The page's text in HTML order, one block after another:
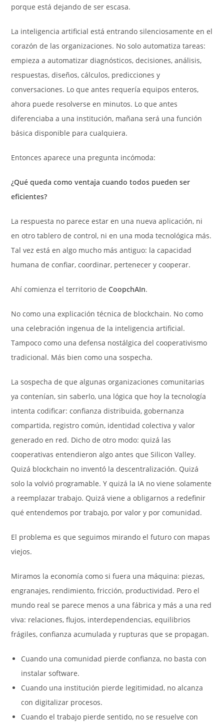
porque está dejando de ser escasa.
La inteligencia artificial está entrando silenciosamente en el
corazón de las organizaciones. No solo automatiza tareas:
empieza a automatizar diagnósticos, decisiones, análisis,
respuestas, diseños, cálculos, predicciones y
conversaciones. Lo que antes requería equipos enteros,
ahora puede resolverse en minutos. Lo que antes
diferenciaba a una institución, mañana será una función
básica disponible para cualquiera.
Entonces aparece una pregunta incómoda:
¿Qué queda como ventaja cuando todos pueden ser
eficientes?
La respuesta no parece estar en una nueva aplicación, ni
en otro tablero de control, ni en una moda tecnológica más.
Tal vez está en algo mucho más antiguo: la capacidad
humana de confiar, coordinar, pertenecer y cooperar.
Ahí comienza el territorio deCoopchAIn.
No como una explicación técnica de blockchain. No como
una celebración ingenua de la inteligencia artificial.
Tampoco como una defensa nostálgica del cooperativismo
tradicional. Más bien como una sospecha.
La sospecha de que algunas organizaciones comunitarias
ya contenían, sin saberlo, una lógica que hoy la tecnología
intenta codificar: confianza distribuida, gobernanza
compartida, registro común, identidad colectiva y valor
generado en red. Dicho de otro modo: quizá las
cooperativas entendieron algo antes que Silicon Valley.
Quizá blockchain no inventó la descentralización. Quizá
solo la volvió programable. Y quizá la IA no viene solamente
a reemplazar trabajo. Quizá viene a obligarnos a redefinir
qué entendemos por trabajo, por valor y por comunidad.
El problema es que seguimos mirando el futuro con mapas
viejos.
Miramos la economía como si fuera una máquina: piezas,
engranajes, rendimiento, fricción, productividad. Pero el
mundo real se parece menos a una fábrica y más a una red
viva: relaciones, flujos, interdependencias, equilibrios
frágiles, confianza acumulada y rupturas que se propagan.
Cuando una comunidad pierde confianza, no basta con
instalar software.
Cuando una institución pierde legitimidad, no alcanza
con digitalizar procesos.
Cuando el trabajo pierde sentido, no se resuelve con